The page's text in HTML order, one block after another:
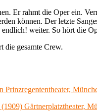
Er rahmt die Oper ein.
können. Der letzte
weiter. So hört die
die gesamte Crew.
Prinzregententheater,
Gärtnerplatztheater,